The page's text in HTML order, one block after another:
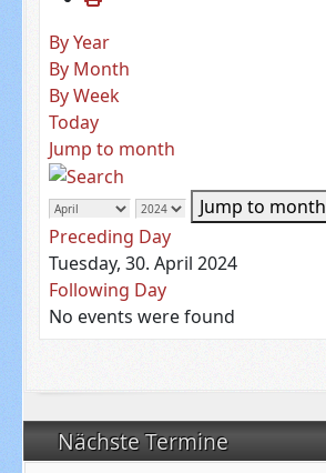
Nächste Termine
By Year
By Month
By Week
Today
Jump to month
Jump to month
Preceding Day
Tuesday, 30. April 2024
Following Day
No events were found